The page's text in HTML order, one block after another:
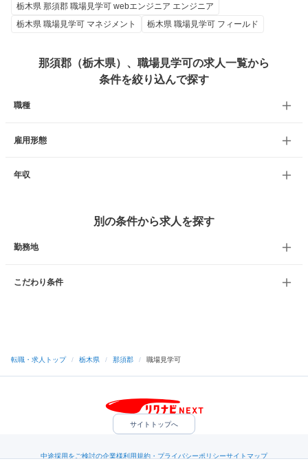
栃木県 那須郡 職場見学可 webエンジニア エンジニア
栃木県 職場見学可 マネジメント
栃木県 職場見学可 フィールド
那須郡（栃木県）、職場見学可の求人一覧から
条件を絞り込んで探す
職種
雇用形態
年収
別の条件から求人を探す
勤務地
こだわり条件
転職・求人トップ / 栃木県 / 那須郡 / 職場見学可
サイトトップへ
中途採用をご検討の企業様利用規約・プライバシーポリシーサイトマップ